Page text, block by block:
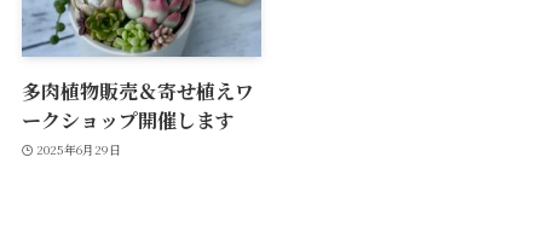
多肉植物販売＆寄せ植えワ
ークショップ開催します
2025年6月29日